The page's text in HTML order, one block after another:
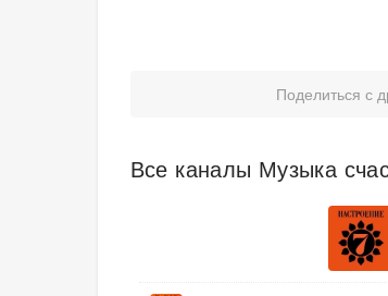
Поделиться с
Все каналы Музыка